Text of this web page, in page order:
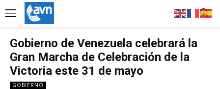
Gobierno de Venezuela celebrará la
Gran Marcha de Celebración de la
Victoria este 31 de mayo
GOBIERNO